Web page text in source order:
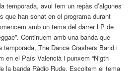
temporada, avui fem un repàs d’algunes
que han sonat en el programa durant
amb un tema del darrer LP de
Continuem amb una banda que
temporada, The Dance Crashers Band i
en el País Valencià i punxem “Nigth
la banda Ràdio Rude. Escoltem el tema